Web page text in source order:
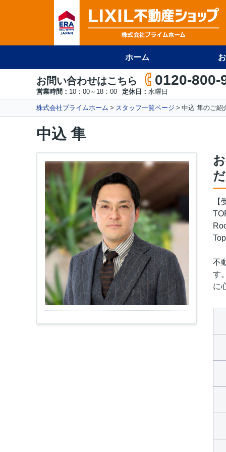
ホーム
お問い合わせはこちら 0120-800-
営業時間： 10：00～18：00 定休日： 水曜日
株式会社プライムホーム スタッフ一覧ページ 中込 隼のご紹
中込 隼
【
不
す
に